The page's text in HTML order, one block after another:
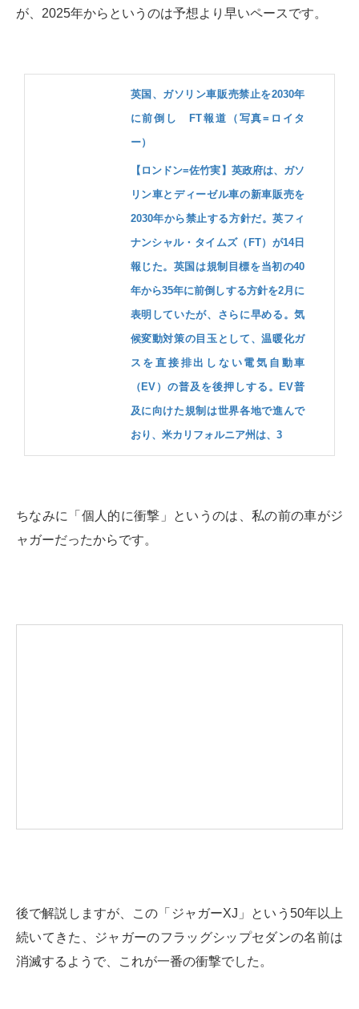
が、2025年からというのは予想より早いペースです。
英国、ガソリン車販売禁止を2030年
に前倒し FT報道（写真=ロイタ
ー）
【ロンドン=佐竹実】英政府は、ガソ
リン車とディーゼル車の新車販売を
2030年から禁止する方針だ。英フィ
ナンシャル・タイムズ（FT）が14日
報じた。英国は規制目標を当初の40
年から35年に前倒しする方針を2月に
表明していたが、さらに早める。気
候変動対策の目玉として、温暖化ガ
スを直接排出しない電気自動車
（EV）の普及を後押しする。EV普
及に向けた規制は世界各地で進んで
おり、米カリフォルニア州は、3
ちなみに「個人的に衝撃」というのは、私の前の車がジ
ャガーだったからです。
後で解説しますが、この「ジャガーXJ」という50年以上
続いてきた、ジャガーのフラッグシップセダンの名前は
消滅するようで、これが一番の衝撃でした。